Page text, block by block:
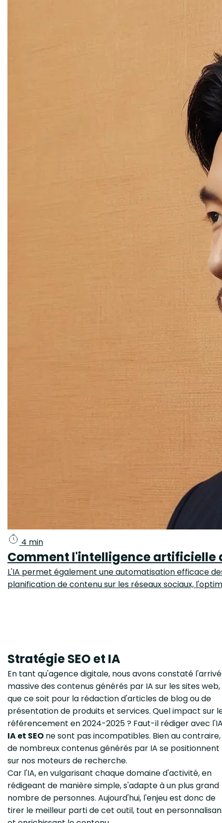
4 min
Comment l'intelligence
L'IA permet également une automatisation efficace
planification de contenu sur les réseaux sociaux,
Stratégie SEO et IA
En tant qu'agence digitale, nous avons constaté
massive des contenus générés par IA sur les sites web,
que ce soit pour la rédaction d'articles de blog ou de
présentation de produits et services. Quel impact sur
référencement en 2024-2025 ? Faut-il rédiger avec
IA et SEO ne sont pas incompatibles. Bien au contraire,
de nombreux contenus générés par IA se positionnent
sur nos moteurs de recherche.
Car l'IA, en vulgarisant chaque domaine d'activité, en
rédigeant de manière simple, s'adapte à un plus grand
nombre de personnes. Aujourd'hui, l'enjeu est donc de
tirer le meilleur parti de cet outil, tout en